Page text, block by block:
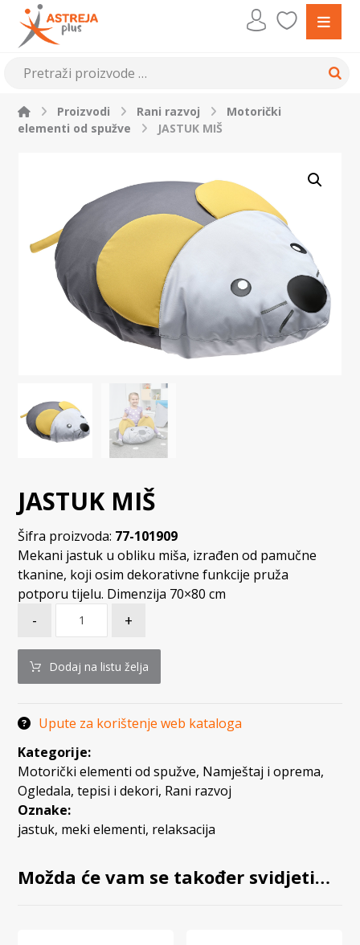
Proizvodi Rani razvoj
Motorički
elementi od spužve
JASTUK MIŠ
JASTUK MIŠ
Šifra proizvoda: 77-101909
Mekani jastuk u obliku miša, izrađen od pamučne
tkanine, koji osim dekorativne funkcije pruža
potporu tijelu. Dimenzija 70×80 cm
- +
Dodaj na listu želja
Upute za korištenje web kataloga
Kategorije:
Motorički elementi od spužve, Namještaj i oprema,
Ogledala, tepisi i dekori, Rani razvoj
Oznake:
jastuk, meki elementi, relaksacija
Možda će vam se također svidjeti…